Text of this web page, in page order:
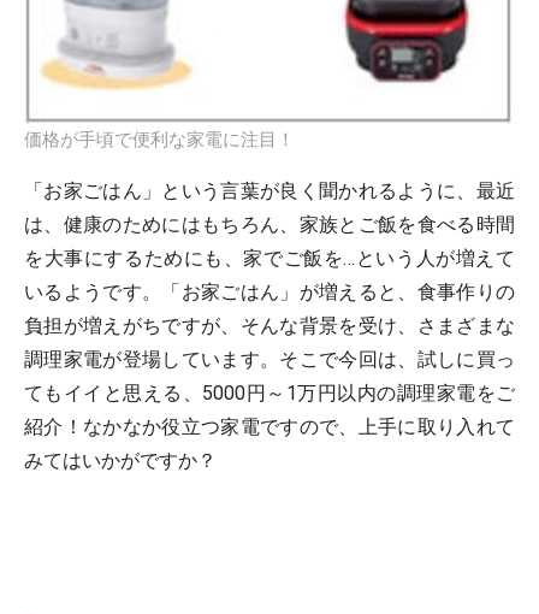
価格が手頃で便利な家電に注目！
「お家ごはん」という言葉が良く聞かれるように、最近
は、健康のためにはもちろん、家族とご飯を食べる時間
を大事にするためにも、家でご飯を…という人が増えて
いるようです。「お家ごはん」が増えると、食事作りの
負担が増えがちですが、そんな背景を受け、さまざまな
調理家電が登場しています。そこで今回は、試しに買っ
てもイイと思える、5000円～1万円以内の調理家電をご
紹介！なかなか役立つ家電ですので、上手に取り入れて
みてはいかがですか？